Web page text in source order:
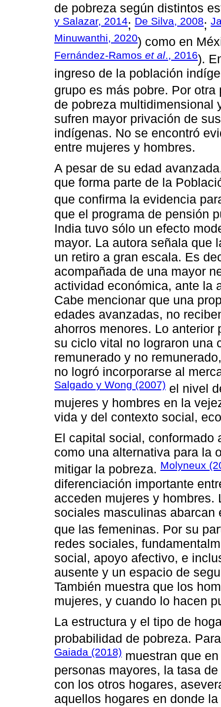
de pobreza según distintos
y Salazar, 2014; De Silva, 2008;
Minuwanthi, 2020) como en
Fernández-Ramos et al., 2016).
ingreso de la población
grupo es más pobre. Por
de pobreza multidimensional
sufren mayor privación de
indígenas. No se encontró
entre mujeres y hombres.
A pesar de su edad
que forma parte de la
que confirma la evidencia
que el programa de pensión
India tuvo sólo un efecto
mayor. La autora señala que
un retiro a gran escala. Es
acompañada de una mayor
actividad económica, ante la
Cabe mencionar que una
edades avanzadas, no
ahorros menores. Lo
su ciclo vital no lograron una
remunerado y no
no logró incorporarse al
Salgado y Wong (2007) el nivel
mujeres y hombres en la
vida y del contexto social,
El capital social, conformado
como una alternativa para la
mitigar la pobreza. Molyneux
diferenciación importante
acceden mujeres y hombres.
sociales masculinas
que las femeninas. Por su
redes sociales,
social, apoyo afectivo, e
ausente y un espacio de
También muestra que los
mujeres, y cuando lo hacen
La estructura y el tipo de
probabilidad de pobreza.
Gaiada (2018) muestran que
personas mayores, la tasa
con los otros hogares,
aquellos hogares en donde